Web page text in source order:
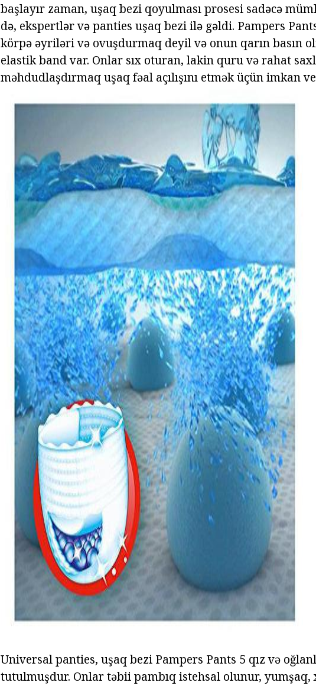
başlayır zaman, uşaq bezi qoyulması prosesi sadəcə
də, ekspertlər və panties uşaq bezi ilə gəldi. Pampers
körpə əyriləri və ovuşdurmaq deyil və onun qarın basın
elastik band var. Onlar sıx oturan, lakin quru və rahat
məhdudlaşdırmaq uşaq fəal açılışını etmək üçün imkan
ad
Universal panties, uşaq bezi Pampers Pants 5 qız və
tutulmuşdur. Onlar təbii pambıq istehsal olunur, yumşaq,